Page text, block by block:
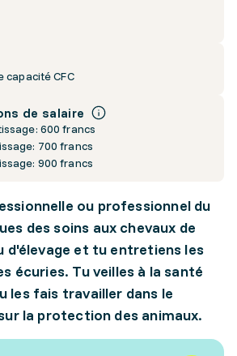
capacité CFC
de salaire
600 francs
700 francs
900 francs
ou professionnel du
des soins aux chevaux de
d'élevage et tu entretiens les
écuries. Tu veilles à la santé
les fais travailler dans le
la protection des animaux.